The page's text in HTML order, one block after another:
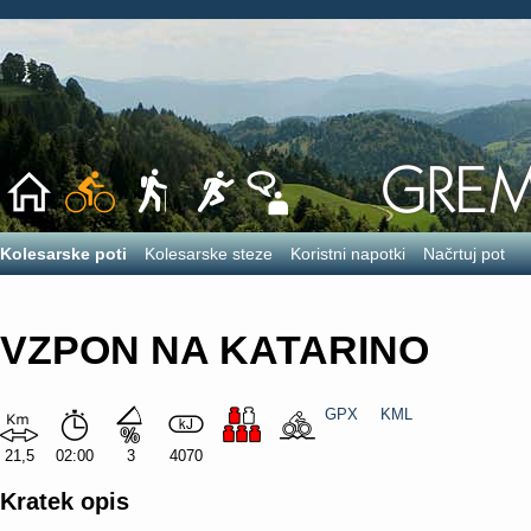
Kolesarske poti Kolesarske steze Koristni napotki Načrtuj pot
VZPON NA KATARINO
21,5 02:00 3 4070
GPX KML
Kratek opis